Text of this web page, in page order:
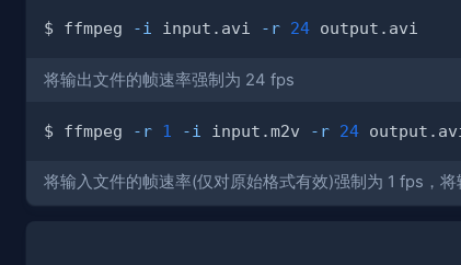
$ ffmpeg -i input.avi -r 24
将输出文件的帧速率强制为 24 fps
$ ffmpeg -r 1 -i input.m2v -r 24
将输入文件的帧速率(仅对原始格式有效)强制为 1 fps，